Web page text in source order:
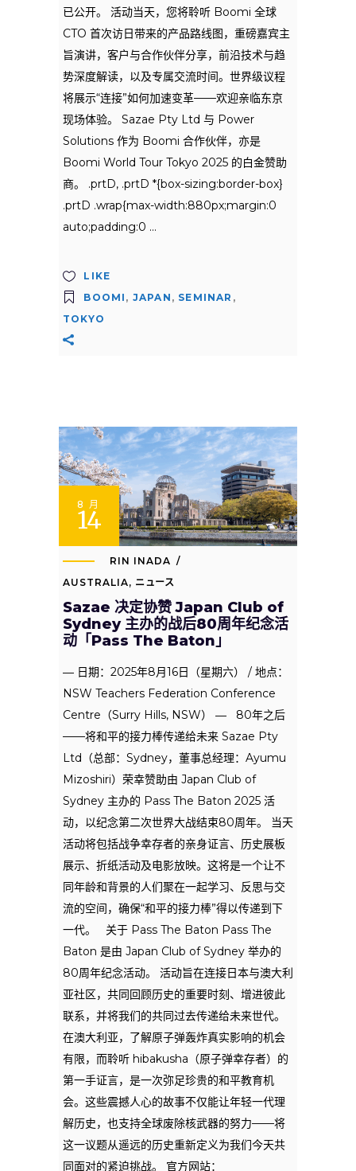
已公开。 活动当天，您将聆听 Boomi 全球
CTO 首次访日带来的产品路线图，重磅嘉宾主
旨演讲，客户与合作伙伴分享，前沿技术与趋
势深度解读，以及专属交流时间。世界级议程
将展示“连接”如何加速变革——欢迎亲临东京
现场体验。 Sazae Pty Ltd 与 Power
Solutions 作为 Boomi 合作伙伴，亦是
Boomi World Tour Tokyo 2025 的白金赞助
商。 .prtD, .prtD *{box-sizing:border-box}
.prtD .wrap{max-width:880px;margin:0
auto;padding:0
LIKE
BOOMI , JAPAN , SEMINAR ,
TOKYO
8 月
14
RIN INADA
AUSTRALIA, ニュース
Sazae 决定协赞 Japan Club of
Sydney 主办的战后80周年纪念活
动「Pass The Baton」
― 日期：2025年8月16日（星期六） / 地点：
NSW Teachers Federation Conference
Centre（Surry Hills, NSW） ― 80年之后
——将和平的接力棒传递给未来 Sazae Pty
Ltd（总部：Sydney，董事总经理：Ayumu
Mizoshiri）荣幸赞助由 Japan Club of
Sydney 主办的 Pass The Baton 2025 活
动，以纪念第二次世界大战结束80周年。 当天
活动将包括战争幸存者的亲身证言、历史展板
展示、折纸活动及电影放映。这将是一个让不
同年龄和背景的人们聚在一起学习、反思与交
流的空间，确保“和平的接力棒”得以传递到下
一代。 关于 Pass The Baton Pass The
Baton 是由 Japan Club of Sydney 举办的
80周年纪念活动。 活动旨在连接日本与澳大利
亚社区，共同回顾历史的重要时刻、增进彼此
联系，并将我们的共同过去传递给未来世代。
在澳大利亚，了解原子弹轰炸真实影响的机会
有限，而聆听 hibakusha（原子弹幸存者）的
第一手证言，是一次弥足珍贵的和平教育机
会。这些震撼人心的故事不仅能让年轻一代理
解历史，也支持全球废除核武器的努力——将
这一议题从遥远的历史重新定义为我们今天共
同面对的紧迫挑战。 官方网站：